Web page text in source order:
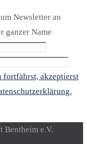
Newsletter an
ganzer Name
fortfährst, akzeptierst
Bentheim e.V.